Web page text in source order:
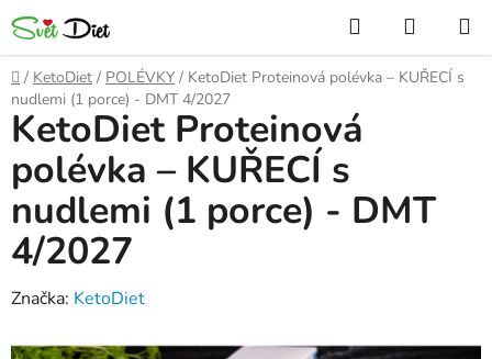
Přejít
na
obsah
Hledat
KOŠÍK
Domů
/ KetoDiet / POLÉVKY / KetoDiet Proteinová polévka – KUŘECÍ s
nudlemi (1 porce) - DMT 4/2027
KetoDiet Proteinová
polévka – KUŘECÍ s
nudlemi (1 porce) - DMT
4/2027
Značka: KetoDiet